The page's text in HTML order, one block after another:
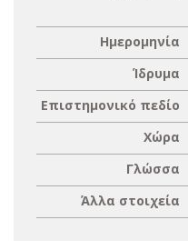
Ημερομηνία
Ίδρυμα
Επιστημονικό πεδίο
Χώρα
Γλώσσα
Άλλα στοιχεία